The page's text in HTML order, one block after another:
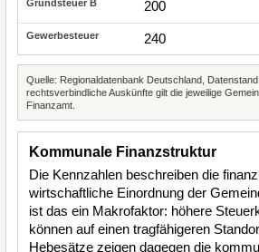
200
240
Quelle: Regionaldatenbank Deutschland,
rechtsverbindliche Auskünfte gilt die jeweilige
Finanzamt.
Kommunale Finanzstruktur
Die Kennzahlen beschreiben die
wirtschaftliche Einordnung der
ist das ein Makrofaktor: höhere
können auf einen tragfähigeren
Hebesätze zeigen dagegen die